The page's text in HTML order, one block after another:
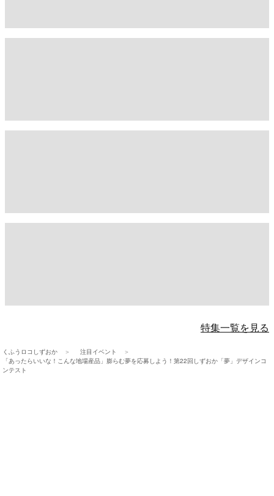
特集一覧を見る
くふうロコしずおか
注目イベント
「あったらいいな！こんな地場産品」膨らむ夢を応募しよう！第22回しずおか「夢」デザインコ
ンテスト